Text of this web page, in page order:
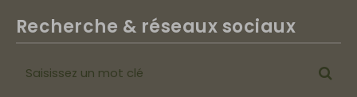
Recherche & réseaux sociaux